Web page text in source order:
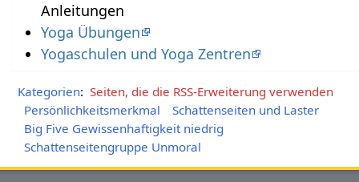
Anleitungen
Yoga Übungen
Yogaschulen und Yoga Zentren
Kategorien: Seiten, die die RSS-Erweiterung verwenden
Persönlichkeitsmerkmal
Schattenseiten und Laster
Big Five Gewissenhaftigkeit niedrig
Schattenseitengruppe Unmoral